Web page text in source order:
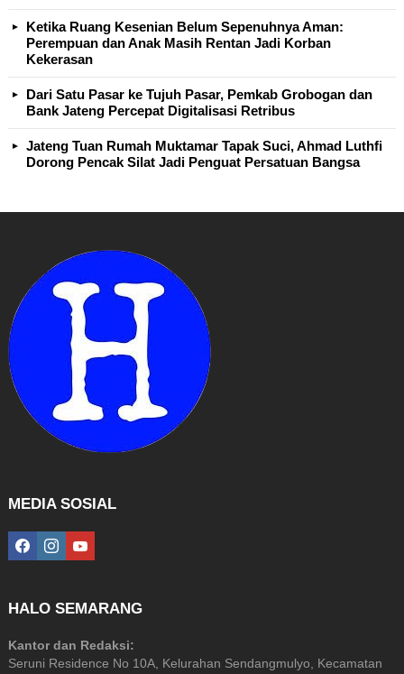
Ketika Ruang Kesenian Belum Sepenuhnya Aman:
Perempuan dan Anak Masih Rentan Jadi Korban
Kekerasan
Dari Satu Pasar ke Tujuh Pasar, Pemkab Grobogan dan
Bank Jateng Percepat Digitalisasi Retribus
Jateng Tuan Rumah Muktamar Tapak Suci, Ahmad Luthfi
Dorong Pencak Silat Jadi Penguat Persatuan Bangsa
MEDIA SOSIAL
facebookinstagramyoutube
HALO SEMARANG
Kantor dan Redaksi:
Seruni Residence No 10A, Kelurahan Sendangmulyo, Kecamatan